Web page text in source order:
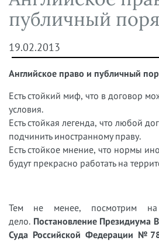
Кейсы
Сопровождение бизнеса
Ведение уголовных дел
Защита активов
Ведение дел о банкротстве
Видеоподкасты
Вопросы-ответы
Вебинары и семинары
Прямые эфиры
публичный
19.02.2013
Английское право и публичный
Есть стойкий миф, что в договор
условия.
Есть стойкая легенда, что любой
подчинить иностранному праву.
Есть стойкое мнение, что нормы
будут прекрасно работать на
Тем не менее, посмотрим
дело. Постановление Президиума
Суда Российской Федерации